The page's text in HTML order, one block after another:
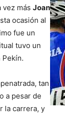
vez más Joan
ocasión al
fue un
tuvo un
tan
a pesar de
la carrera, y